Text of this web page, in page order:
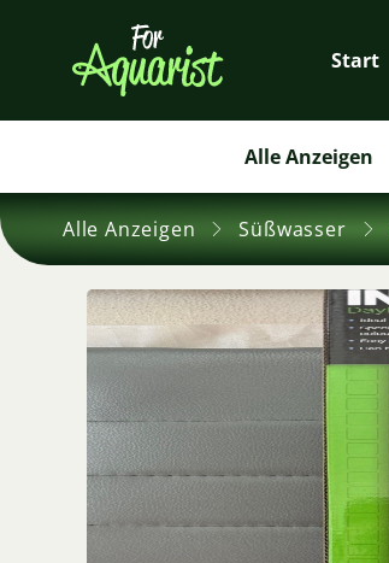
Start
Alle Anzeigen
Alle Anzeigen Süßwasser